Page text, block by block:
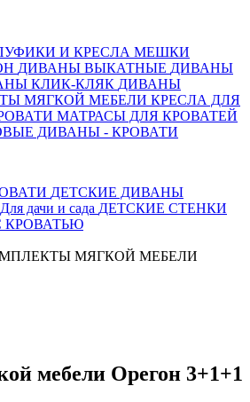
И КРЕСЛА МЕШКИ
ДИВАНЫ ВЫКАТНЫЕ ДИВАНЫ
КЛИК-КЛЯК ДИВАНЫ
МЯГКОЙ МЕБЕЛИ КРЕСЛА ДЛЯ
МАТРАСЫ ДЛЯ КРОВАТЕЙ
ДИВАНЫ - КРОВАТИ
ДЕТСКИЕ ДИВАНЫ
Для дачи и сада ДЕТСКИЕ СТЕНКИ
КРОВАТЬЮ
МЯГКОЙ МЕБЕЛИ
мебели Орегон 3+1+1